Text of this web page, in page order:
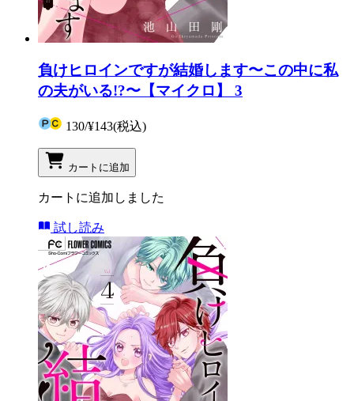
負けヒロインですが結婚します〜この中に私
の夫がいる!?〜【マイクロ】 3
130/¥143(税込)
カートに追加
カートに追加しました
試し読み